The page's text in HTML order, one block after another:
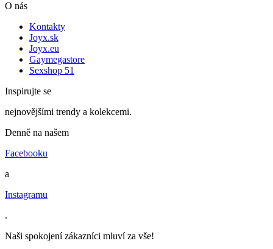
O nás
Kontakty
Joyx.sk
Joyx.eu
Gaymegastore
Sexshop 51
Inspirujte se
nejnovějšími trendy a kolekcemi.
Denně na našem
Facebooku
a
Instagramu
.
Naši spokojení zákazníci mluví za vše!